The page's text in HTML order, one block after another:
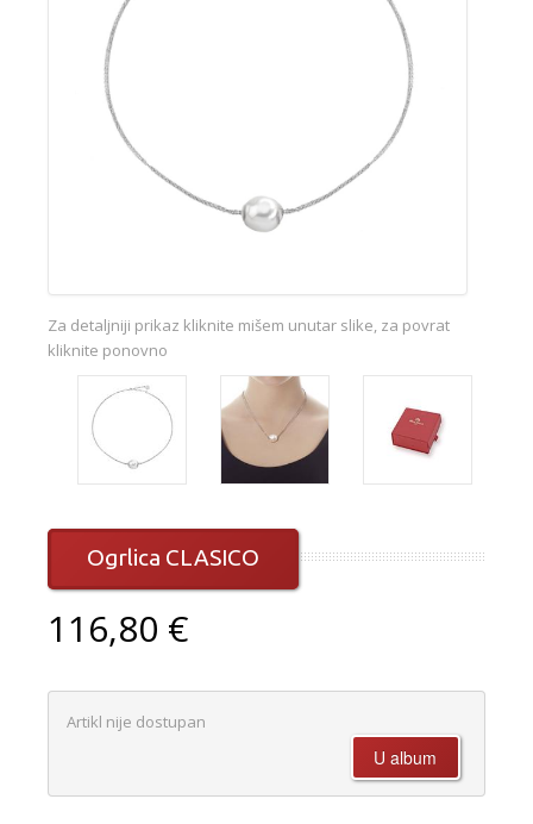
Za detaljniji prikaz kliknite mišem unutar slike, za povrat
kliknite ponovno
Ogrlica CLASICO
116,80 €
Artikl nije dostupan